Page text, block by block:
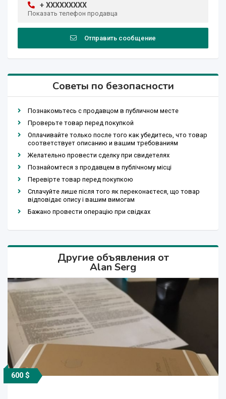
+ XXXXXXXXX
Показать телефон продавца
Отправить сообщение
Советы по безопасности
Познакомьтесь с продавцом в публичном месте
Проверьте товар перед покупкой
Оплачивайте только после того как убедитесь, что товар
соответствует описанию и вашим требованиям
Желательно провести сделку при свидетелях
Познайомтеся з продавцем в публічному місці
Перевірте товар перед покупкою
Сплачуйте лише після того як переконаєтеся, що товар
відповідає опису і вашим вимогам
Бажано провести операцію при свідках
Другие объявления от
Alan Serg
600 $
500 $
500 $
450 $
450 $
1 000 $
1 000 $
700 $
600 $ 500 $